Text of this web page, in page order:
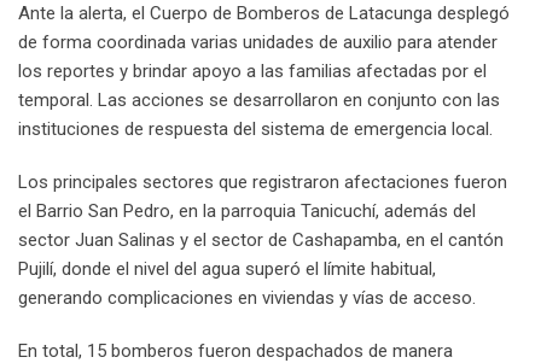
Ante la alerta, el Cuerpo de Bomberos de Latacunga desplegó
de forma coordinada varias unidades de auxilio para atender
los reportes y brindar apoyo a las familias afectadas por el
temporal. Las acciones se desarrollaron en conjunto con las
instituciones de respuesta del sistema de emergencia local.
Los principales sectores que registraron afectaciones fueron
el Barrio San Pedro, en la parroquia Tanicuchí, además del
sector Juan Salinas y el sector de Cashapamba, en el cantón
Pujilí, donde el nivel del agua superó el límite habitual,
generando complicaciones en viviendas y vías de acceso.
En total, 15 bomberos fueron despachados de manera